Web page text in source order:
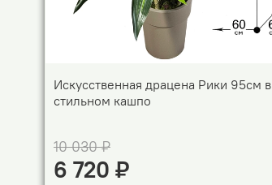
Искусственная драцена Рики 95см в
стильном кашпо
10 030 ₽
6 720 ₽